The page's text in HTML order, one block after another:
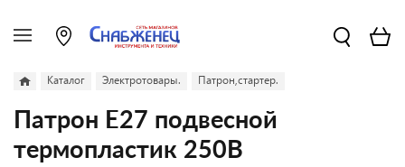
Каталог Электротовары. Патрон,стартер.
Патрон Е27 подвесной
термопластик 250В